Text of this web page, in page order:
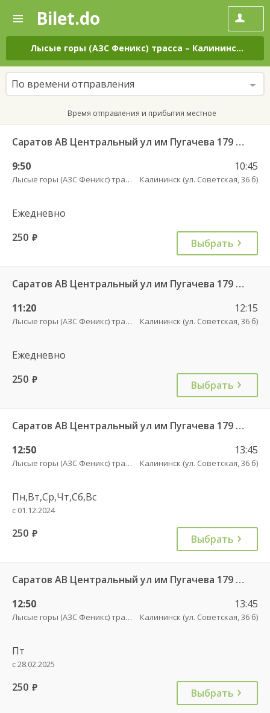
—
Поиск
и
покупка
билетов
на
автобус
онлайн
Bilet.do
Лысые горы (АЗС Феникс) трасса – Калининск (ул. Советская, 36 б)
По времени отправления
Время отправления и прибытия местное
Саратов АВ Центральный ул им Пугачева 179 А — Балашов (Привокзальная площадь 7) 603-1
9:50
Лысые горы (АЗС Феникс) трасса
10:45
Калининск (ул. Советская, 36 б)
Ежедневно
250 руб. Выбрать
Саратов АВ Центральный ул им Пугачева 179 А — Балашов (Привокзальная площадь 7) 603-1
11:20
Лысые горы (АЗС Феникс) трасса
12:15
Калининск (ул. Советская, 36 б)
Ежедневно
250 руб. Выбрать
Саратов АВ Центральный ул им Пугачева 179 А — Балашов (Привокзальная площадь 7) 603-1
12:50
Лысые горы (АЗС Феникс) трасса
13:45
Калининск (ул. Советская, 36 б)
Пн,Вт,Ср,Чт,Сб,Вс
с 01.12.2024
250 руб. Выбрать
Саратов АВ Центральный ул им Пугачева 179 А — Балашов (Привокзальная площадь 7) 603-1
12:50
Лысые горы (АЗС Феникс) трасса
13:45
Калининск (ул. Советская, 36 б)
Пт
с 28.02.2025
250 руб. Выбрать